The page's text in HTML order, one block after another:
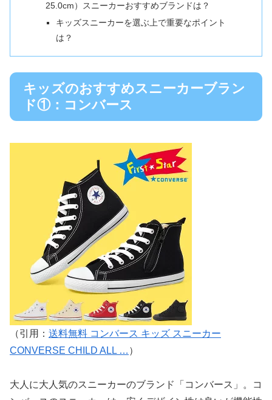
25.0cm）スニーカーおすすめブランドは？
キッズスニーカーを選ぶ上で重要なポイント
は？
キッズのおすすめスニーカーブラン
ド①：コンバース
（引用： 送料無料 コンバース キッズ スニーカー
CONVERSE CHILD ALL … ）
大人に大人気のスニーカーのブランド「コンバース」。コ